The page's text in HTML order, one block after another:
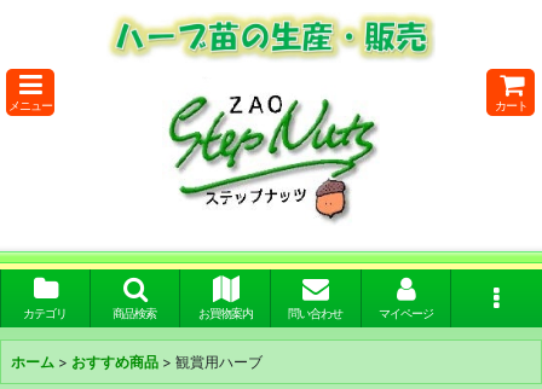
メニュー カート
カテゴリ 商品検索 お買物案内 問い合わせ マイページ
ホーム > おすすめ商品 > 観賞用ハーブ